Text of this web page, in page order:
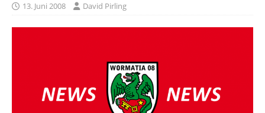
13. Juni 2008 David Pirling